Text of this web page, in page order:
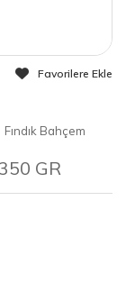
Favorilere Ekle
Fındık Bahçem
GR